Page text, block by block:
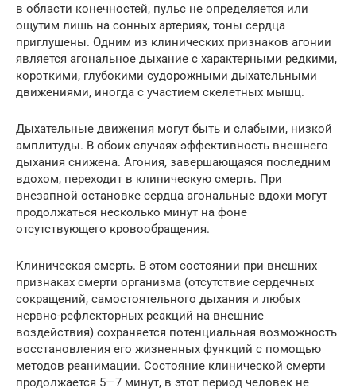
в области конечностей, пульс не определяется или
ощутим лишь на сонных артериях, тоны сердца
приглушены. Одним из клинических признаков агонии
является агональное дыхание с характерными редкими,
короткими, глубокими судорожными дыхательными
движениями, иногда с участием скелетных мышц.
Дыхательные движения могут быть и слабыми, низкой
амплитуды. В обоих случаях эффективность внешнего
дыхания снижена. Агония, завершающаяся последним
вдохом, переходит в клиническую смерть. При
внезапной остановке сердца агональные вдохи могут
продолжаться несколько минут на фоне
отсутствующего кровообращения.
Клиническая смерть. В этом состоянии при внешних
признаках смерти организма (отсутствие сердечных
сокращений, самостоятельного дыхания и любых
нервно-рефлекторных реакций на внешние
воздействия) сохраняется потенциальная возможность
восстановления его жизненных функций с помощью
методов реанимации. Состояние клинической смерти
продолжается 5—7 минут, в этот период человек не